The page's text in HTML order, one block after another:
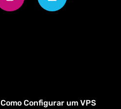
Como Configurar um VPS